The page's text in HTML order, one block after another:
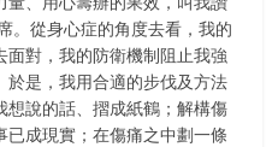
。從身心症的角度去看，我的
對，我的防衛機制阻止我強
是，我用合適的步伐及方法
說的話、摺成紙鶴；解構傷
成現實；在傷痛之中劃一條